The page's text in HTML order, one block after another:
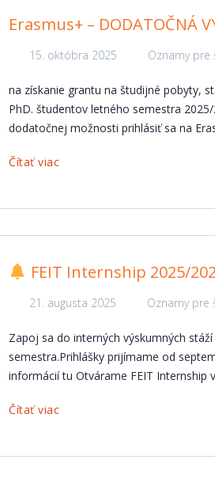
Erasmus+ – DODATOČNÁ
15. októbra 2025 Oznamy
na získanie grantu na študijné pobyty,
PhD. študentov letného semestra
dodatočnej možnosti prihlásiť sa na
Čítať viac
FEIT Internship 2025/
21. augusta 2025 Oznamy pre
Zapoj sa do interných výskumných
semestra.Prihlášky prijímame od
informácií tu Otvárame FEIT Internship
Čítať viac